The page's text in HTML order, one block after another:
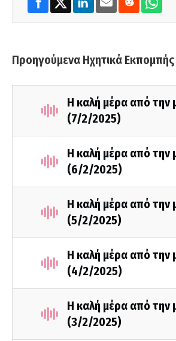
Προηγούμενα Ηχητικά Εκπομπής
Η καλή μέρα από την
(7/2/2025)
Η καλή μέρα από την
(6/2/2025)
Η καλή μέρα από την
(5/2/2025)
Η καλή μέρα από την
(4/2/2025)
Η καλή μέρα από την
(3/2/2025)